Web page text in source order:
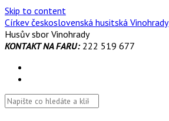
Skip to content
Církev československá husitská Vinohrady
Husův sbor Vinohrady
KONTAKT NA FARU:222 519 677